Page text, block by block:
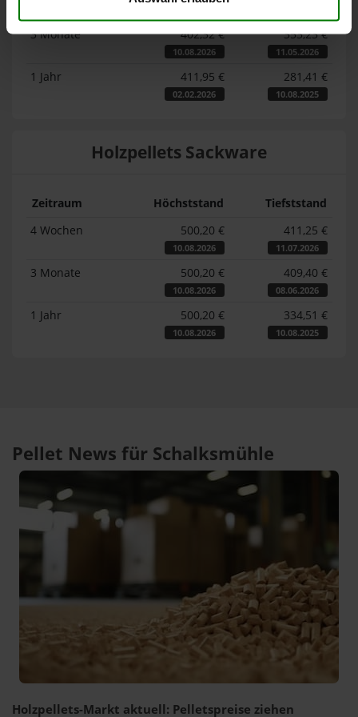
3 Monate 402,32 €
10.08.2026
353,23 €
11.05.2026
1 Jahr 411,95 €
02.02.2026
281,41 €
10.08.2025
Holzpellets Sackware
Zeitraum Höchststand
Tiefststand
4 Wochen
500,20 €
10.08.2026
411,25 €
11.07.2026
3 Monate 500,20 €
10.08.2026
409,40 €
08.06.2026
1 Jahr 500,20 €
10.08.2026
334,51 €
10.08.2025
Pellet News für Schalksmühle
Holzpellets-Markt aktuell: Pelletspreise ziehen